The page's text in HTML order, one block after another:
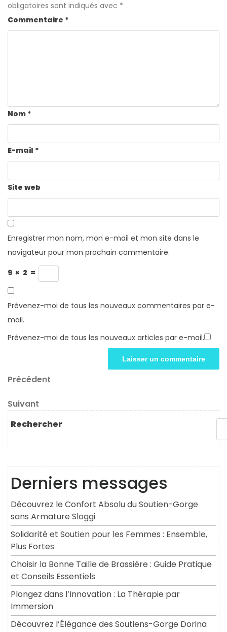
obligatoires sont indiqués avec *
Commentaire *
Nom *
E-mail *
Site web
Enregistrer mon nom, mon e-mail et mon site dans le
navigateur pour mon prochain commentaire.
9 × 2 =
Prévenez-moi de tous les nouveaux commentaires par e-
mail.
Prévenez-moi de tous les nouveaux articles par e-mail.
Navigation
de
l’article
Article
Précédent
Article
suivant
Suivant
Rechercher
Derniers messages
Découvrez le Confort Absolu du Soutien-Gorge
sans Armature Sloggi
Solidarité et Soutien pour les Femmes : Ensemble,
Plus Fortes
Choisir la Bonne Taille de Brassière : Guide Pratique
et Conseils Essentiels
Plongez dans l’Innovation : La Thérapie par
Immersion
Découvrez l’Élégance des Soutiens-Gorge Dorina